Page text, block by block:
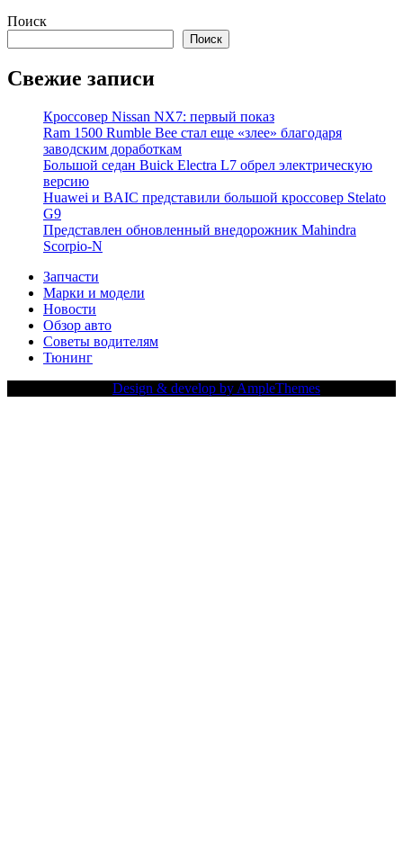
Поиск
Поиск
Свежие записи
Кроссовер Nissan NX7: первый показ
Ram 1500 Rumble Bee стал еще «злее» благодаря
заводским доработкам
Большой седан Buick Electra L7 обрел электрическую
версию
Huawei и BAIC представили большой кроссовер Stelato
G9
Представлен обновленный внедорожник Mahindra
Scorpio-N
Запчасти
Марки и модели
Новости
Обзор авто
Советы водителям
Тюнинг
Design & develop by AmpleThemes